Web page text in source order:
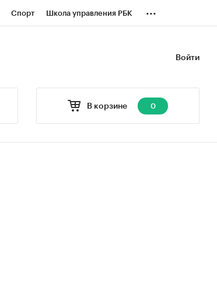
Спорт Школа управления РБК ...
Войти
В корзине 0